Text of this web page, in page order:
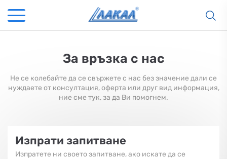
За връзка с нас
Не се колебайте да се свържете с нас без значение дали се
нуждаете от консултация, оферта или друг вид информация,
ние сме тук, за да Ви помогнем.
Изпрати запитване
Изпратете ни своето запитване, ако искате да се